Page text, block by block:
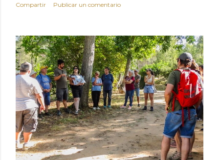
Compartir Publicar un comentario